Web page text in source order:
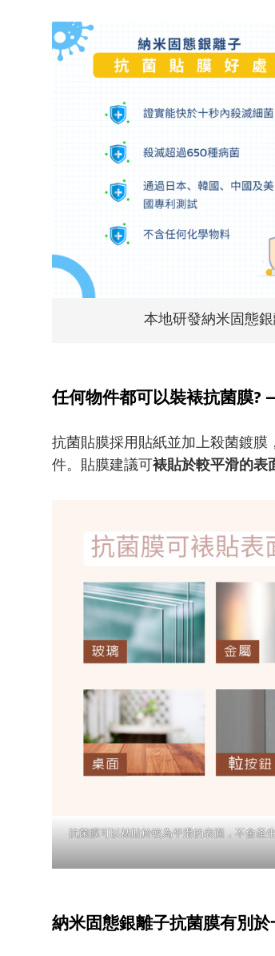
本地研發納米固態
任何物件都可以裝裱抗菌膜?
抗菌貼膜採用貼紙並加上殺菌鍍
件。貼膜建議可裱貼於較平滑的表
抗菌膜可以裱貼於較為平滑的表面，不會產
納米固態銀離子抗菌膜有別